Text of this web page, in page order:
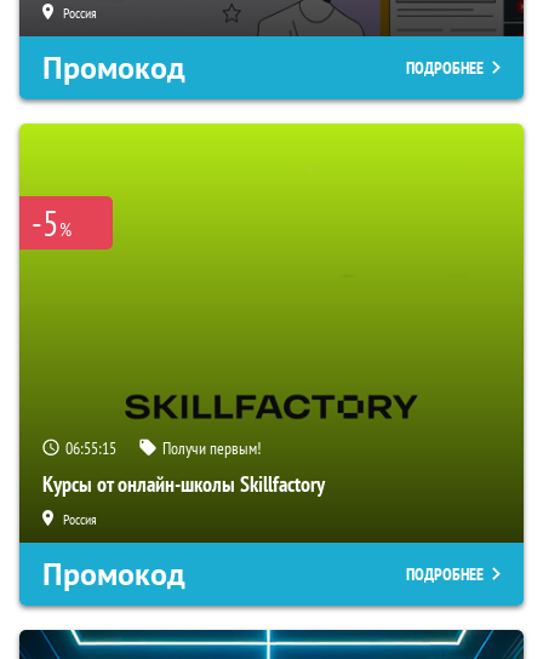
Россия
Промокод ПОДРОБНЕЕ
-5%
06:55:14 Получи первым!
Курсы от онлайн-школы Skillfactory
Россия
Промокод ПОДРОБНЕЕ